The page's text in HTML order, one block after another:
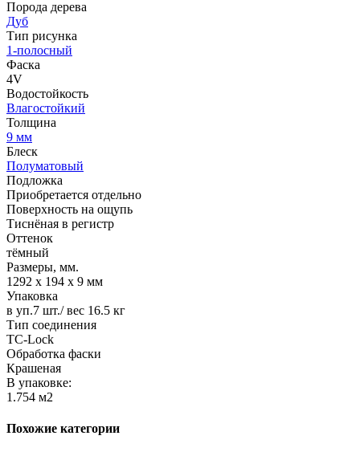
Порода дерева
Дуб
Тип рисунка
1-полосный
Фаска
4V
Водостойкость
Влагостойкий
Толщина
9 мм
Блеск
Полуматовый
Подложка
Приобретается отдельно
Поверхность на ощупь
Тиснёная в регистр
Оттенок
тёмный
Размеры, мм.
1292 х 194 х 9 мм
Упаковка
в уп.7 шт./ вес 16.5 кг
Тип соединения
TС-Lock
Обработка фаски
Крашеная
В упаковке:
1.754 м2
Похожие категории